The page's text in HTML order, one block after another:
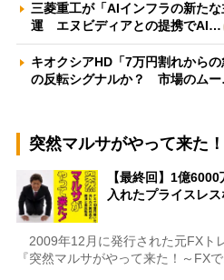
三菱重工が「AIインフラの新た
運 エヌビディアとの提携でAI…
キオクシアHD「7万円割れから
の反転シグナルか？ 市場のム
突然マルサがやって来た！
【最終回】1億
入れたプライスレ
2009年12月に発行された元FXト
『突然マルサがやって来た！～FX